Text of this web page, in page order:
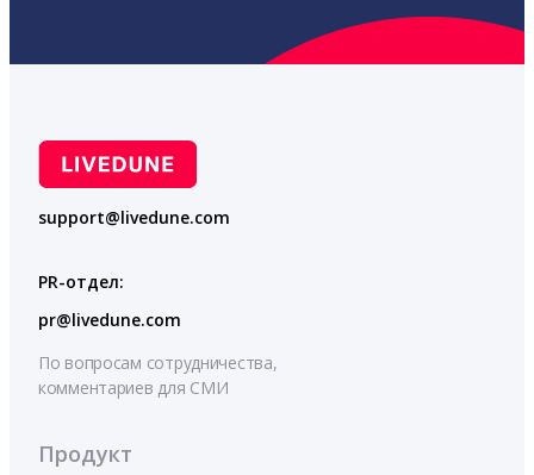
support@livedune.com
PR-отдел:
pr@livedune.com
По вопросам сотрудничества,
комментариев для СМИ
Продукт